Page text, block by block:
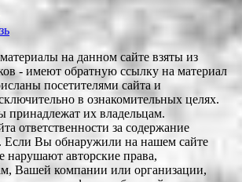
на данном сайте взяты из
- имеют обратную ссылку на материал
посетителями сайта и
в ознакомительных целях.
принадлежат их владельцам.
ответственности за содержание
Если Вы обнаружили на нашем сайте
нарушают авторские права,
Вашей компании или организации,